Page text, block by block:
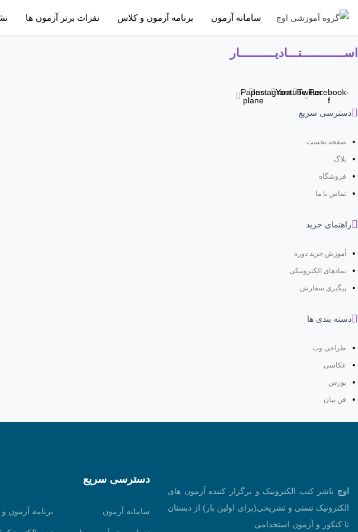
سامانه آزمون برنامه آزمون و کلاس نفرات برتر آزمون ها
اســــــــــــتـــادیــــــــــار
Facebook-
f
Twitter
Youtube
Instagram
Paper-
plane
دسترسی سریع
صفحه نخست
بلاگ
فروشگاه
تماس با ما
راهنمای خرید
آموزش خرید دوره
نمادهای الکترونیکی
پیگیری سفارش
دسته بندی ها
طراحی وب
عکاسی
بورس
فن بیان
اوج ناشر کتب الکترونیک و برگزار کننده آزمون های
الکترونیک تستی و تشریحی(برای اولین بار) از دبستان
تا کنکور و آزمون استخدامی
دسترسی سریع
سامانه آزمون برنامه آزمون